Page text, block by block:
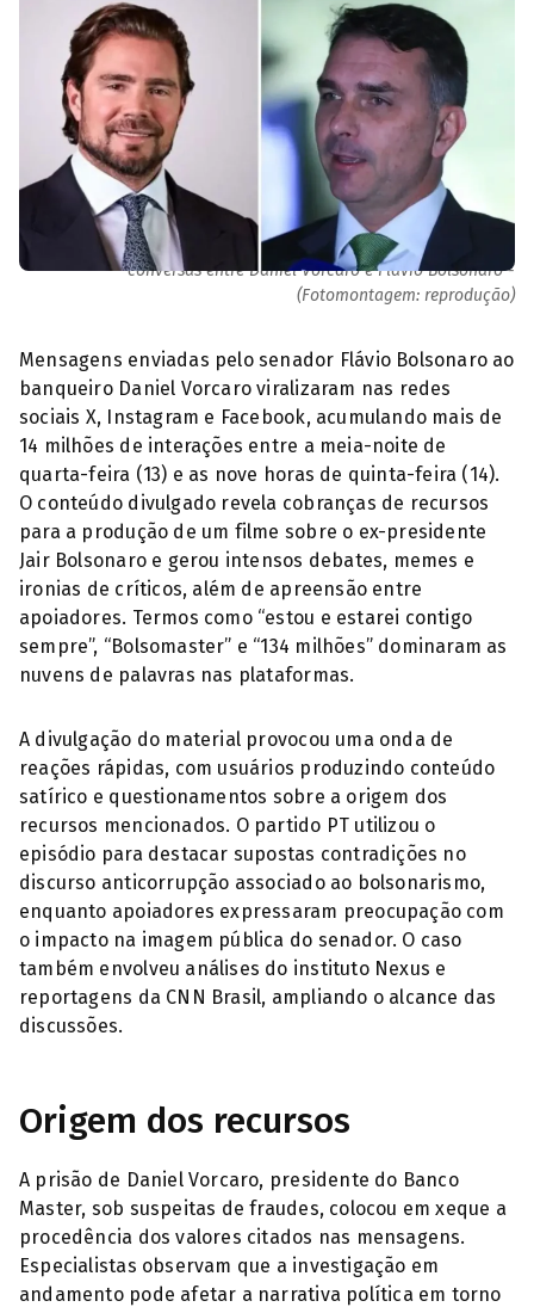
Perfis comentaram com ironia ou preocupação o teor das
conversas entre Daniel Vorcaro e Flávio Bolsonaro -
(Fotomontagem: reprodução)
Mensagens enviadas pelo senador Flávio Bolsonaro ao
banqueiro Daniel Vorcaro viralizaram nas redes
sociais X, Instagram e Facebook, acumulando mais de
14 milhões de interações entre a meia-noite de
quarta-feira (13) e as nove horas de quinta-feira (14).
O conteúdo divulgado revela cobranças de recursos
para a produção de um filme sobre o ex-presidente
Jair Bolsonaro e gerou intensos debates, memes e
ironias de críticos, além de apreensão entre
apoiadores. Termos como “estou e estarei contigo
sempre”, “Bolsomaster” e “134 milhões” dominaram as
nuvens de palavras nas plataformas.
A divulgação do material provocou uma onda de
reações rápidas, com usuários produzindo conteúdo
satírico e questionamentos sobre a origem dos
recursos mencionados. O partido PT utilizou o
episódio para destacar supostas contradições no
discurso anticorrupção associado ao bolsonarismo,
enquanto apoiadores expressaram preocupação com
o impacto na imagem pública do senador. O caso
também envolveu análises do instituto Nexus e
reportagens da CNN Brasil, ampliando o alcance das
discussões.
Origem dos recursos
A prisão de Daniel Vorcaro, presidente do Banco
Master, sob suspeitas de fraudes, colocou em xeque a
procedência dos valores citados nas mensagens.
Especialistas observam que a investigação em
andamento pode afetar a narrativa política em torno